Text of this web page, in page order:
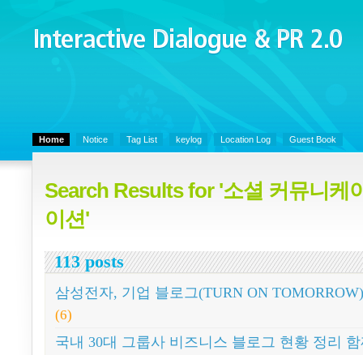
Interactive Dialogue &
PR 2.0
Home Notice Tag List keylog Location Log Guest Book
Search Results for '소셜 커뮤니케
이션'
113 posts
삼성전자, 기업 블로그(TURN ON
(6)
국내 30대 그룹사 비즈니스 블로그 현황 정리